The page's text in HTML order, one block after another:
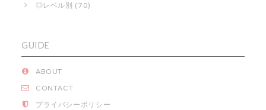
◎レベル別 (70)
GUIDE
ABOUT
CONTACT
プライバシーポリシー